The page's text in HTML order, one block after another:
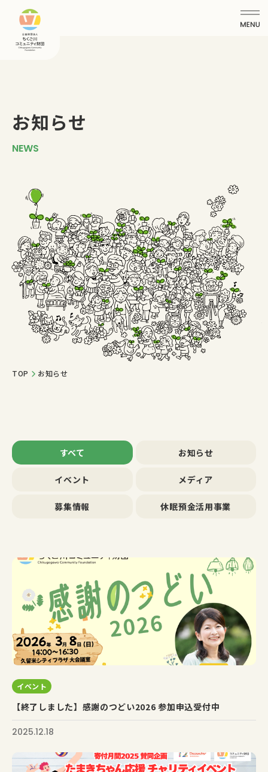
お知らせ
NEWS
TOP お知らせ
すべて お知らせ
イベント メディア
募集情報 休眠預金活用事業
イベント
【終了しました】感謝のつどい2026 参加申込受付中
2025.12.18